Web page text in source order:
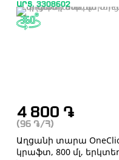
ԱՐՏ. 3308602
4 800 ֏
(96 ֏ /Հ)
Աղցանի տարա
կրաֆտ, 800 մլ,